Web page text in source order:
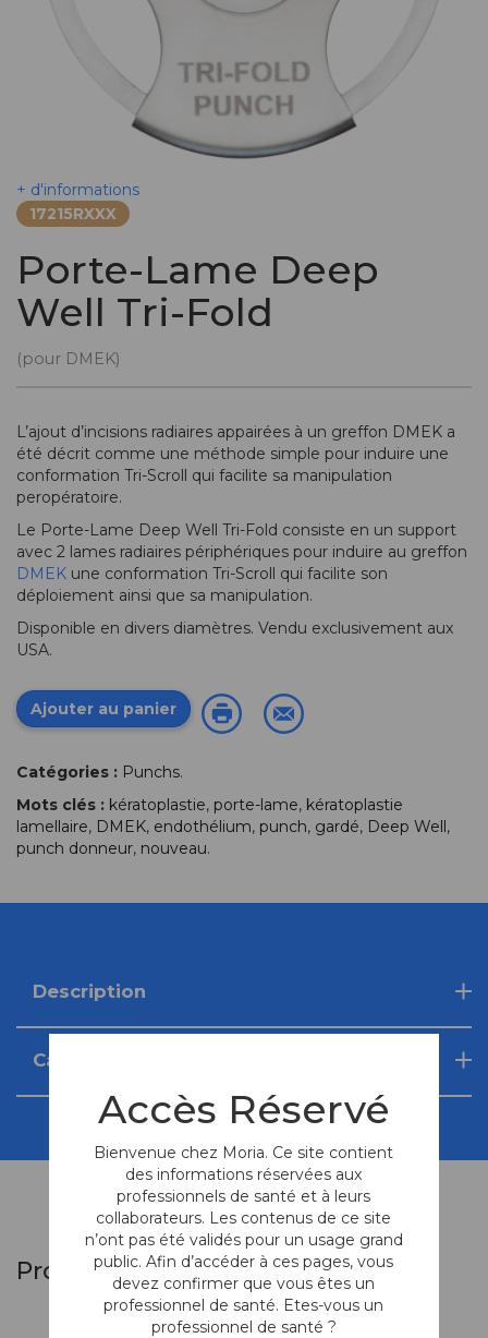
+ d'informations
17215RXXX
Porte-Lame Deep
Well Tri-Fold
(pour DMEK)
L’ajout d’incisions radiaires appairées à un greffon DMEK a
été décrit comme une méthode simple pour induire une
conformation Tri-Scroll qui facilite sa manipulation
peropératoire.
Le Porte-Lame Deep Well Tri-Fold consiste en un support
avec 2 lames radiaires périphériques pour induire au greffon
DMEK une conformation Tri-Scroll qui facilite son
déploiement ainsi que sa manipulation.
Disponible en divers diamètres. Vendu exclusivement aux
USA.
Ajouter au panier
Catégories : Punchs.
Mots clés : kératoplastie, porte-lame, kératoplastie
lamellaire, DMEK, endothélium, punch, gardé, Deep Well,
punch donneur, nouveau.
Description
Caractéristiques techniques
Produits similaires
Accès Réservé
Bienvenue chez Moria. Ce site contient
des informations réservées aux
professionnels de santé et à leurs
collaborateurs. Les contenus de ce site
n’ont pas été validés pour un usage grand
public. Afin d’accéder à ces pages, vous
devez confirmer que vous êtes un
professionnel de santé. Etes-vous un
professionnel de santé ?